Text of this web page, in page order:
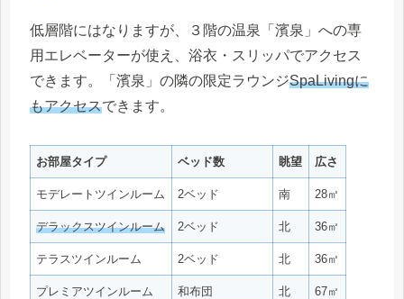
低層階にはなりますが、３階の温泉「濱泉」への専
用エレベーターが使え、浴衣・スリッパでアクセス
できます。「濱泉」の隣の限定ラウンジSpaLivingに
もアクセスできます。
お部屋タイプ ベッド数 眺望 広さ
モデレートツインルーム 2ベッド 南 28㎡
デラックスツインルーム 2ベッド 北 36㎡
テラスツインルーム 2ベッド 北 36㎡
プレミアツインルーム 和布団 北 67㎡